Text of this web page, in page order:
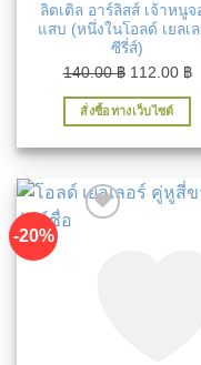
ลิตเติล อาร์ลิสส์ เจ้าหนูจ
แสบ (หนึ่งในโอลด์ เยลเ
ซีรี่ส์)
140.00฿ Original
price
was:
112.00 ฿
สั่งซื้อทางเว็บไซต์
-20%